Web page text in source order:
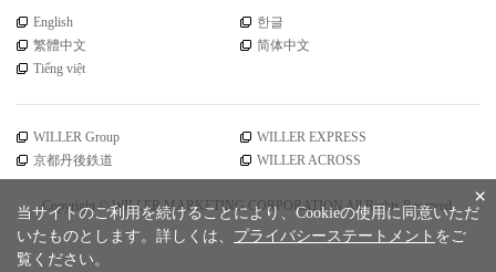
English
한글
繁體中文
简体中文
Tiếng việt
WILLER Group
WILLER EXPRESS
京都丹後鉄道
WILLER ACROSS
Copyright © WILLER MARKETING CORPORATION All Rights Reserved. ×
当サイトのご利用を続けることにより、Cookieの使用に同意いただ
いたものとします。詳しくは、 プライバシーステートメント をご
覧ください。